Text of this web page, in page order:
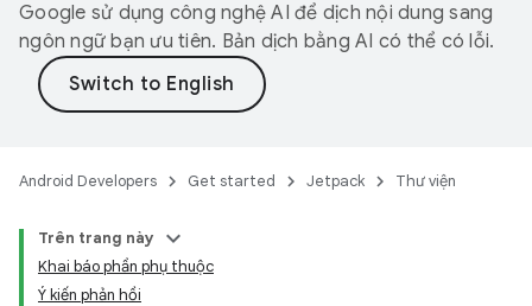
Google sử dụng công nghệ AI để dịch nội dung sang
ngôn ngữ bạn ưu tiên. Bản dịch bằng AI có thể có lỗi.
Android Developers Get started Jetpack Thư viện
Trên trang này
Khai báo phần phụ thuộc
Ý kiến phản hồi